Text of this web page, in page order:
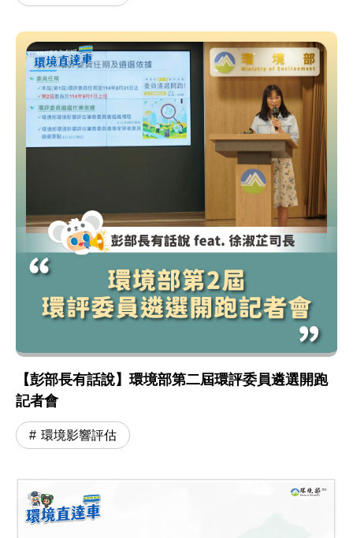
【彭部長有話說】環境部第二屆環評委員遴選開跑
記者會
環境影響評估